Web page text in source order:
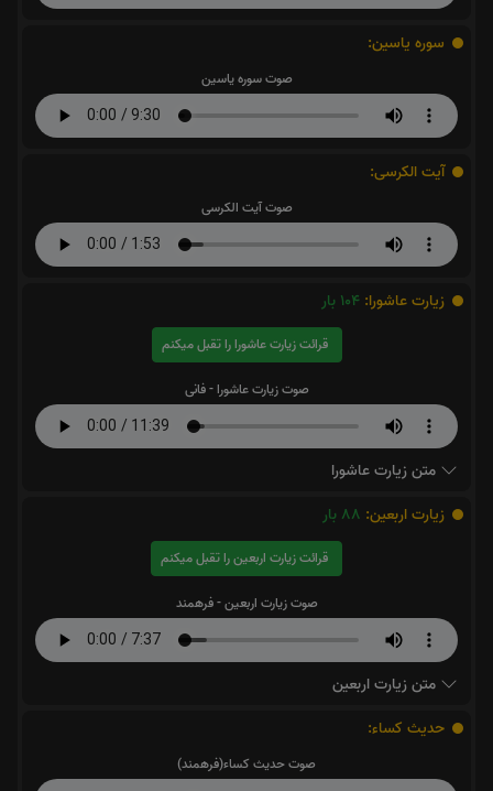
سوره یاسین:
صوت سوره یاسین
آیت الکرسی:
صوت آیت الکرسی
زیارت عاشورا: 104 بار
قرائت زیارت عاشورا را تقبل میکنم
صوت زیارت عاشورا - فانی
متن زیارت عاشورا
زیارت اربعین: 88 بار
قرائت زیارت اربعین را تقبل میکنم
صوت زیارت اربعین - فرهمند
متن زیارت اربعین
حدیث کساء:
صوت حدیث کساء(فرهمند)